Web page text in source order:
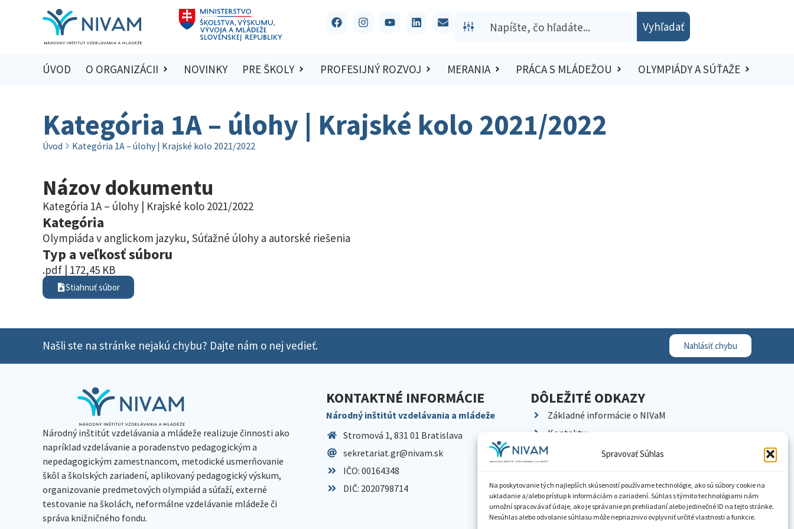
Spravovať Súhlas
Na poskytovanie tých najlepších skúseností používame technológie, ako sú súbory cookie na
ukladanie a/alebo prístup k informáciám o zariadení. Súhlas s týmito technológiami nám
umožní spracovávať údaje, ako je správanie pri prehliadaní alebo jedinečné ID na tejto stránke.
Nesúhlas alebo odvolanie súhlasu môže nepriaznivo ovplyvniť určité vlastnosti a funkcie.
Vyhľadať
ÚVOD O ORGANIZÁCII NOVINKY PRE ŠKOLY PROFESIJNÝ ROZVOJ MERANIA PRÁCA S MLÁDEŽOU OLYMPIÁDY A SÚŤAŽE
Kategória 1A – úlohy | Krajské kolo 2021/2022
Úvod Kategória 1A – úlohy | Krajské kolo 2021/2022
Názov dokumentu
Kategória 1A – úlohy | Krajské kolo 2021/2022
Kategória
Olympiáda v anglickom jazyku, Súťažné úlohy a autorské riešenia
Typ a veľkosť súboru
.pdf | 172,45 KB
Stiahnuť súbor
Našli ste na stránke nejakú chybu? Dajte nám o nej vedieť. Nahlásiť chybu
Národný inštitút vzdelávania a mládeže realizuje činnosti ako
napríklad vzdelávanie a poradenstvo pedagogickým a
nepedagogickým zamestnancom, metodické usmerňovanie
škôl a školských zariadení, aplikovaný pedagogický výskum,
organizovanie predmetových olympiád a súťaží, externé
testovanie na školách, neformálne vzdelávanie mládeže či
správa knižničného fondu.
KONTAKTNÉ INFORMÁCIE
Národný inštitút vzdelávania a mládeže
Stromová 1, 831 01 Bratislava
sekretariat.gr@nivam.sk
IČO: 00164348
DIČ: 2020798714
DÔLEŽITÉ ODKAZY
Základné informácie o NIVaM
Kontakty
Kariéra
Pracoviská NIVaM
Dokumenty inštitúcie
Knižnica